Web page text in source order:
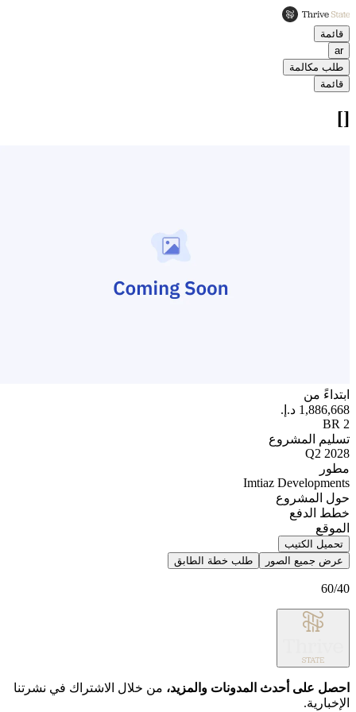
قائمة
ar
طلب مكالمة
قائمة
من
المشروع
Q2
Imtiaz
المشروع
الدفع
تحميل الكتيب
عرض جميع الصور
طلب خطة الطابق
60/
على أحدث المدونات والمزيد،من خلال الاشتراك في نشرتنا